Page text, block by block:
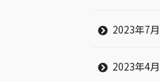
2023年7月
2023年4月